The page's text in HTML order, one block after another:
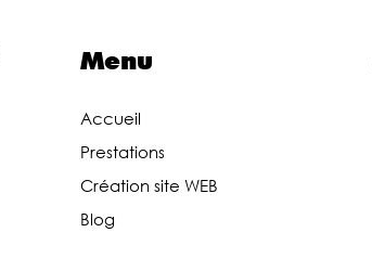
Accueil
Prestations
Création site WEB
Blog
Menu